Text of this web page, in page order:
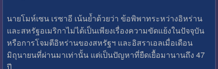
นายโมห์เซน เรซาอี เน้นย้ำด้วยว่า ข้อพิพาทระหว่างอิหร่าน
และสหรัฐอเมริกาไม่ได้เป็นเพียงเรื่องความขัดแย้งในปัจจุบัน
หรือการโจมตีอิหร่านของสหรัฐฯ และอิสราเอลเมื่อเดือน
มิถุนายนที่ผ่านมาเท่านั้น แต่เป็นปัญหาที่ยืดเยื้อมานานถึง 47
ปี